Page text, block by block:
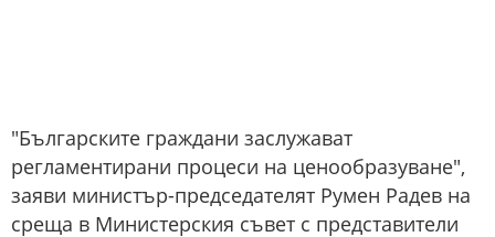
"Българските граждани заслужават
регламентирани процеси на ценообразуване",
заяви министър-председателят Румен Радев на
среща в Министерския съвет с представители